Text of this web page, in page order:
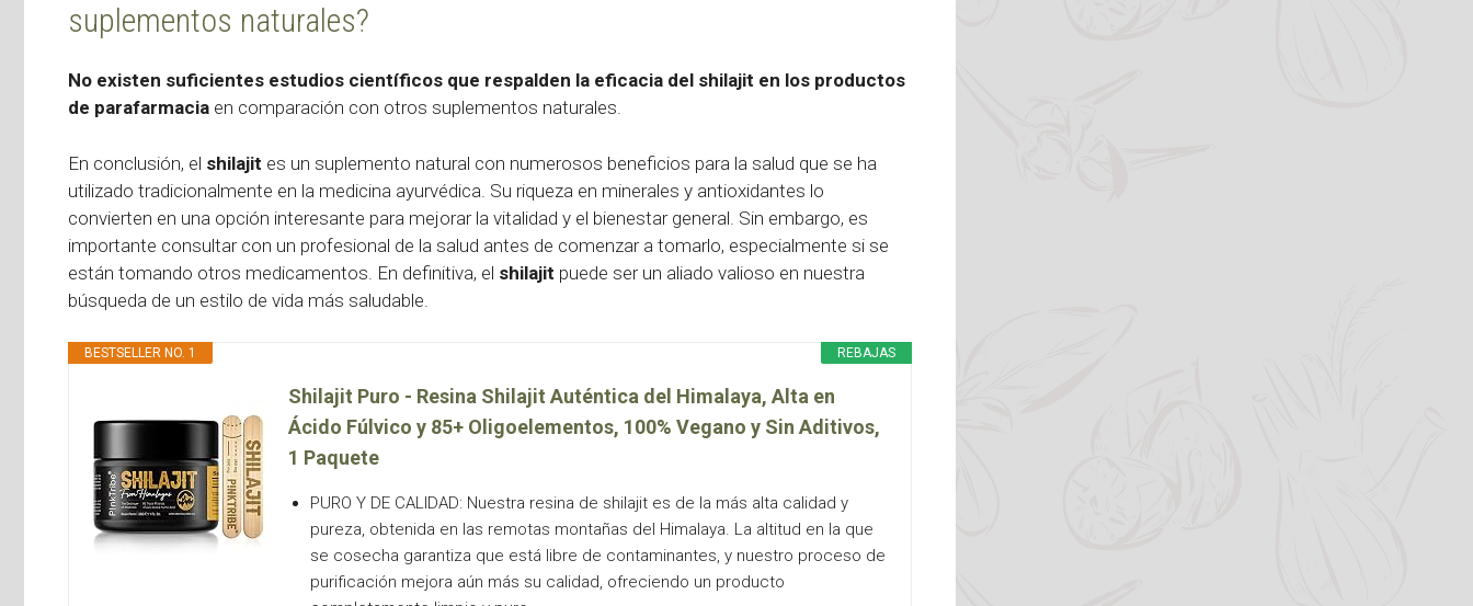
suplementos naturales?
No existen suficientes estudios científicos que respalden la eficacia del shilajit en los productos
de parafarmacia en comparación con otros suplementos naturales.
En conclusión, el shilajit es un suplemento natural con numerosos beneficios para la salud que se ha
utilizado tradicionalmente en la medicina ayurvédica. Su riqueza en minerales y antioxidantes lo
convierten en una opción interesante para mejorar la vitalidad y el bienestar general. Sin embargo, es
importante consultar con un profesional de la salud antes de comenzar a tomarlo, especialmente si se
están tomando otros medicamentos. En definitiva, el shilajit puede ser un aliado valioso en nuestra
búsqueda de un estilo de vida más saludable.
REBAJAS
BESTSELLER NO. 1
Shilajit Puro - Resina Shilajit Auténtica del Himalaya, Alta en
Ácido Fúlvico y 85+ Oligoelementos, 100% Vegano y Sin Aditivos,
1 Paquete
PURO Y DE CALIDAD: Nuestra resina de shilajit es de la más alta calidad y
pureza, obtenida en las remotas montañas del Himalaya. La altitud en la que
se cosecha garantiza que está libre de contaminantes, y nuestro proceso de
purificación mejora aún más su calidad, ofreciendo un producto